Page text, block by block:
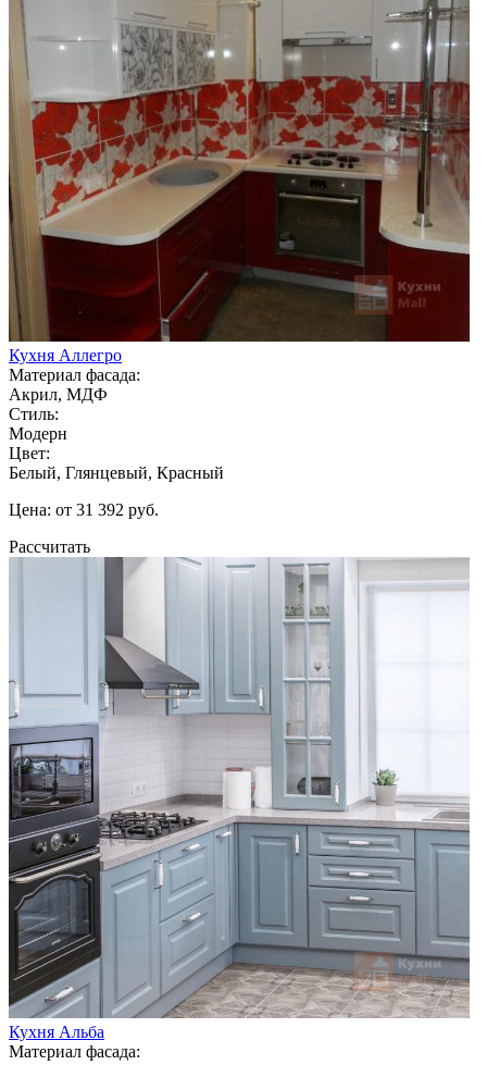
Кухня Аллегро
Материал фасада:
Акрил, МДФ
Стиль:
Модерн
Цвет:
Белый, Глянцевый, Красный
Цена: от 31 392 руб.
Рассчитать
Кухня Альба
Материал фасада: